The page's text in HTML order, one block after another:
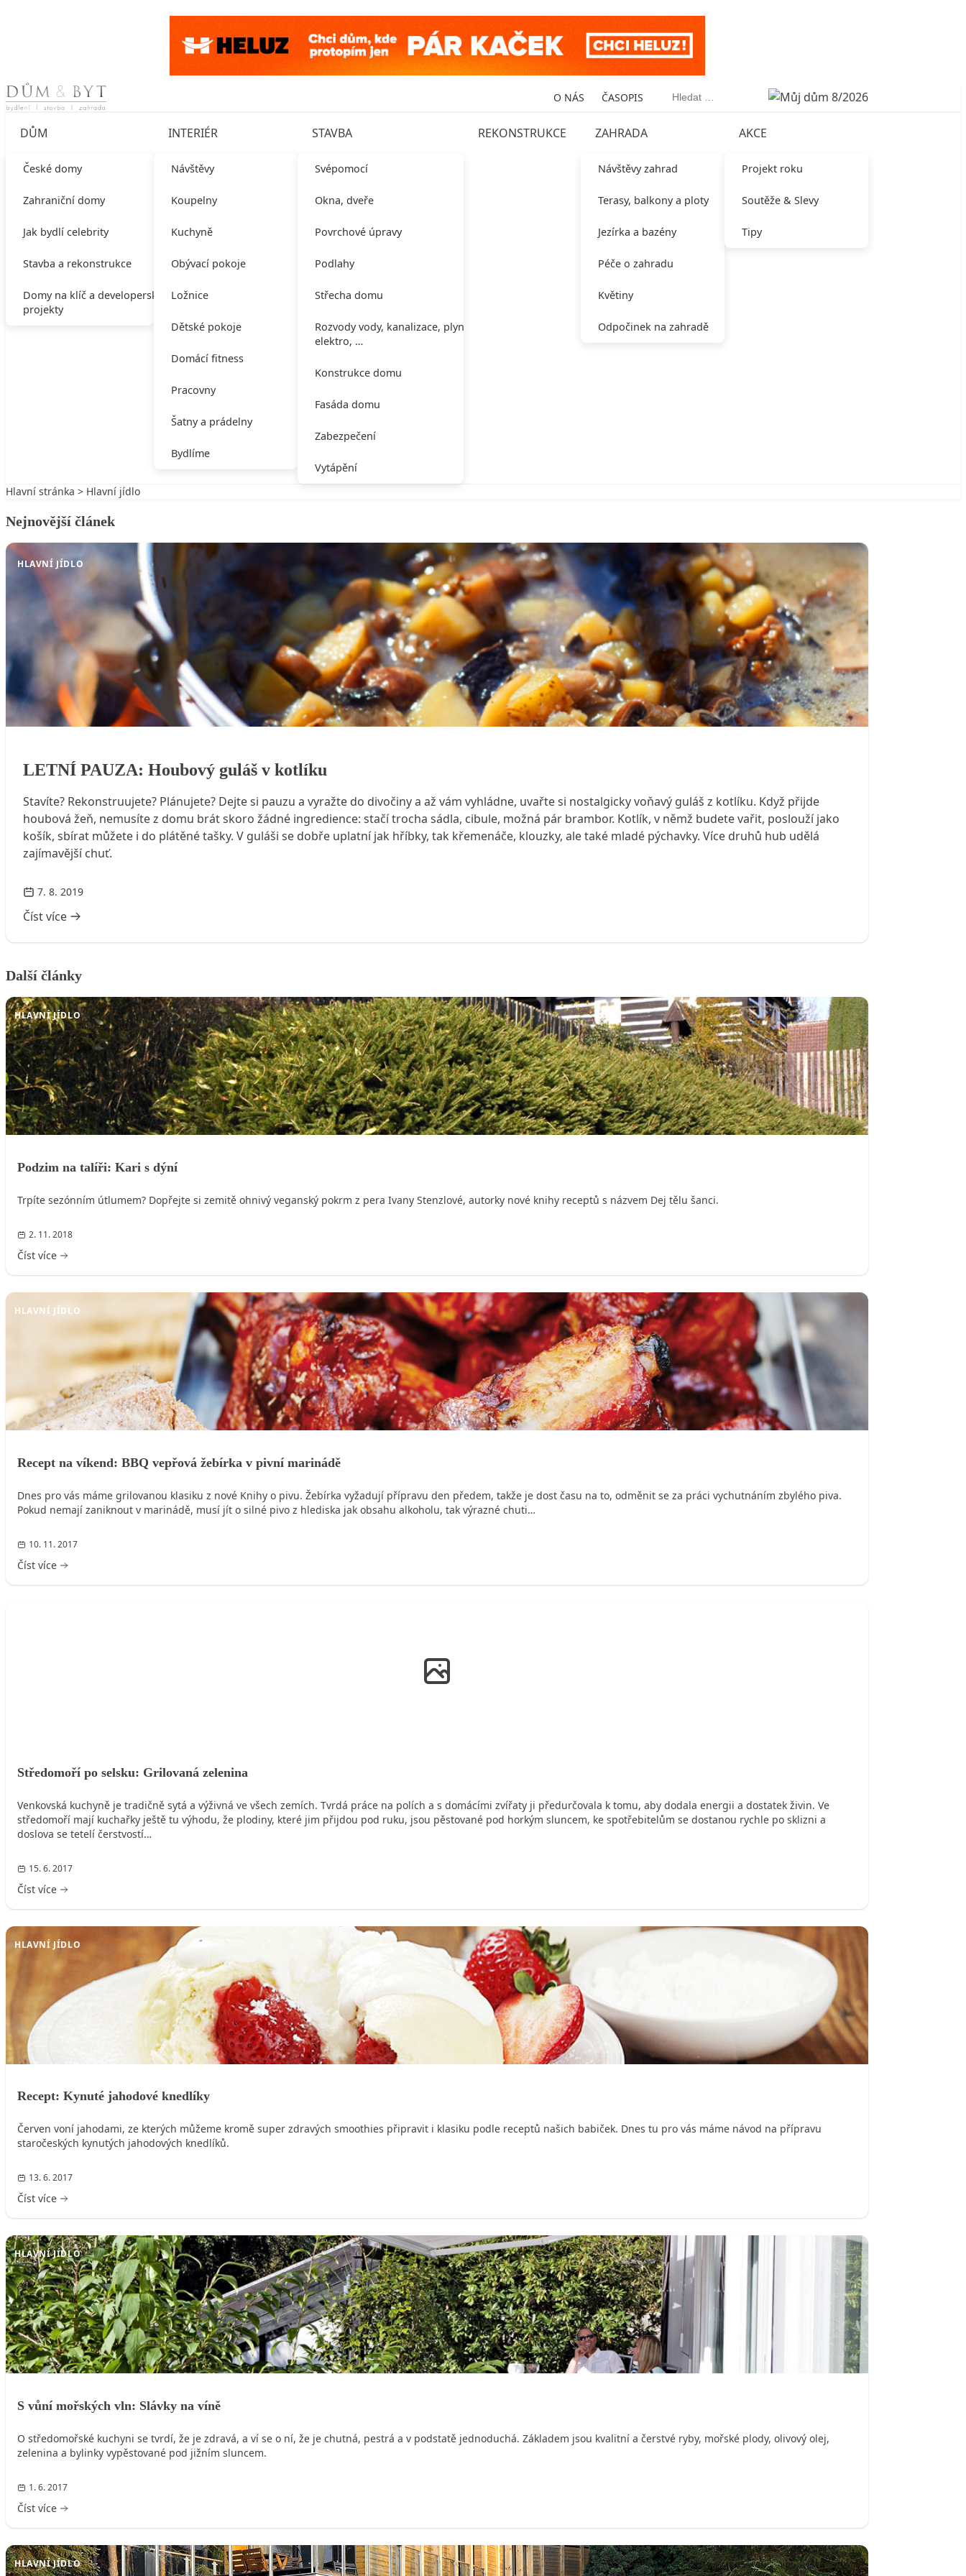
Skip to content O NÁS ČASOPIS Vyhledávání
DŮM
České domy
Zahraniční domy
Jak bydlí celebrity
Stavba a rekonstrukce
Domy na klíč a developerské
projekty
INTERIÉR
Návštěvy
Koupelny
Kuchyně
Obývací pokoje
Ložnice
Dětské pokoje
Domácí fitness
Pracovny
Šatny a prádelny
Bydlíme
STAVBA
Svépomocí
Okna, dveře
Povrchové úpravy
Podlahy
Střecha domu
Rozvody vody, kanalizace, plynu,
elektro, …
Konstrukce domu
Fasáda domu
Zabezpečení
Vytápění
REKONSTRUKCE ZAHRADA
Návštěvy zahrad
Terasy, balkony a ploty
Jezírka a bazény
Péče o zahradu
Květiny
Odpočinek na zahradě
AKCE
Projekt roku
Soutěže & Slevy
Tipy
Hlavní stránka > Hlavní jídlo
Nejnovější článek
LETNÍ PAUZA: Houbový guláš v kotlíku
HLAVNÍ JÍDLO
LETNÍ PAUZA: Houbový guláš v kotlíku
Stavíte? Rekonstruujete? Plánujete? Dejte si pauzu a vyražte do divočiny a až vám vyhládne, uvařte si nostalgicky voňavý guláš z kotlíku. Když přijde
houbová žeň, nemusíte z domu brát skoro žádné ingredience: stačí trocha sádla, cibule, možná pár brambor. Kotlík, v němž budete vařit, poslouží jako
košík, sbírat můžete i do plátěné tašky. V guláši se dobře uplatní jak hříbky, tak křemenáče, klouzky, ale také mladé pýchavky. Více druhů hub udělá
zajímavější chuť.
7. 8. 2019
Číst více
Další články
HLAVNÍ JÍDLO
Podzim na talíři: Kari s dýní
Trpíte sezónním útlumem? Dopřejte si zemitě ohnivý veganský pokrm z pera Ivany Stenzlové, autorky nové knihy receptů s názvem Dej tělu šanci.
2. 11. 2018
Číst více
HLAVNÍ JÍDLO
Recept na víkend: BBQ vepřová žebírka v pivní marinádě
Dnes pro vás máme grilovanou klasiku z nové Knihy o pivu. Žebírka vyžadují přípravu den předem, takže je dost času na to, odměnit se za práci vychutnáním zbylého piva.
Pokud nemají zaniknout v marinádě, musí jít o silné pivo z hlediska jak obsahu alkoholu, tak výrazné chuti…
10. 11. 2017
Číst více
Středomoří po selsku: Grilovaná zelenina
Venkovská kuchyně je tradičně sytá a výživná ve všech zemích. Tvrdá práce na polích a s domácími zvířaty ji předurčovala k tomu, aby dodala energii a dostatek živin. Ve
středomoří mají kuchařky ještě tu výhodu, že plodiny, které jim přijdou pod ruku, jsou pěstované pod horkým sluncem, ke spotřebitelům se dostanou rychle po sklizni a
doslova se tetelí čerstvostí…
15. 6. 2017
Číst více
HLAVNÍ JÍDLO
Recept: Kynuté jahodové knedlíky
Červen voní jahodami, ze kterých můžeme kromě super zdravých smoothies připravit i klasiku podle receptů našich babiček. Dnes tu pro vás máme návod na přípravu
staročeských kynutých jahodových knedlíků.
13. 6. 2017
Číst více
HLAVNÍ JÍDLO
S vůní mořských vln: Slávky na víně
O středomořské kuchyni se tvrdí, že je zdravá, a ví se o ní, že je chutná, pestrá a v podstatě jednoduchá. Základem jsou kvalitní a čerstvé ryby, mořské plody, olivový olej,
zelenina a bylinky vypěstované pod jižním sluncem.
1. 6. 2017
Číst více
HLAVNÍ JÍDLO